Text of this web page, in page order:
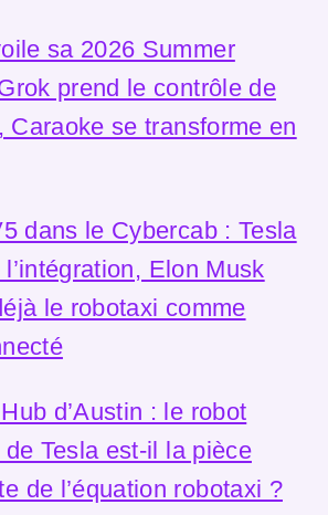
sa 2026 Summer
prend le contrôle de
Caraoke se transforme en
dans le Cybercab : Tesla
Elon Musk
le robotaxi comme
d’Austin : le robot
Tesla est-il la pièce
de l’équation robotaxi ?